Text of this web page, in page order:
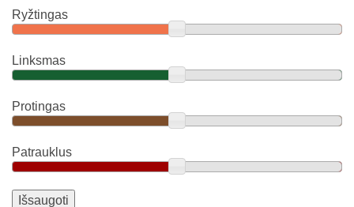
Ryžtingas
Linksmas
Protingas
Patrauklus